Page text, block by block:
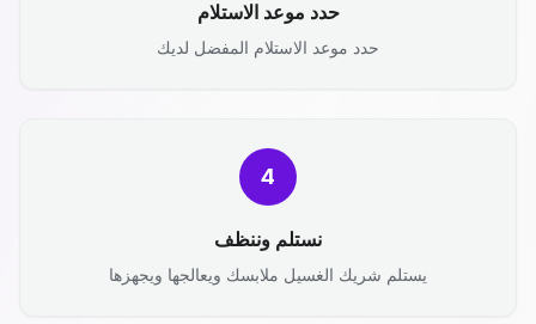
حدد موعد الاستلام
حدد موعد الاستلام المفضل لديك
4
نستلم وننظف
يستلم شريك الغسيل ملابسك ويعالجها ويجهزها